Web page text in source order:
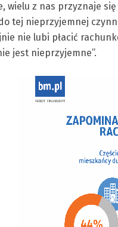
wielu z nas przyznaje
tej nieprzyjemnej
nie lubi płacić
jest nieprzyjemne”.